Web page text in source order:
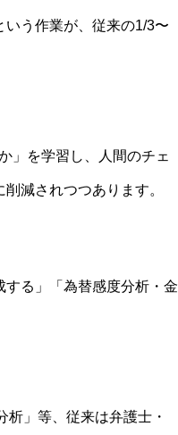
う作業が、従来の1/3〜
」を学習し、人間のチェ
減されつつあります。
る」「為替感度分析・金
」等、従来は弁護士・